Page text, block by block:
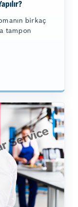
birkaç
tampon